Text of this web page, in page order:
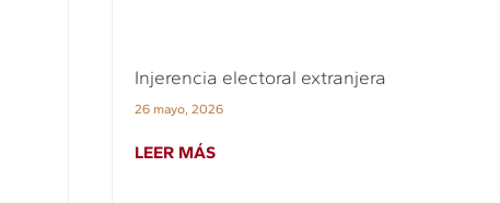
Injerencia electoral extranjera
26 mayo, 2026
LEER MÁS